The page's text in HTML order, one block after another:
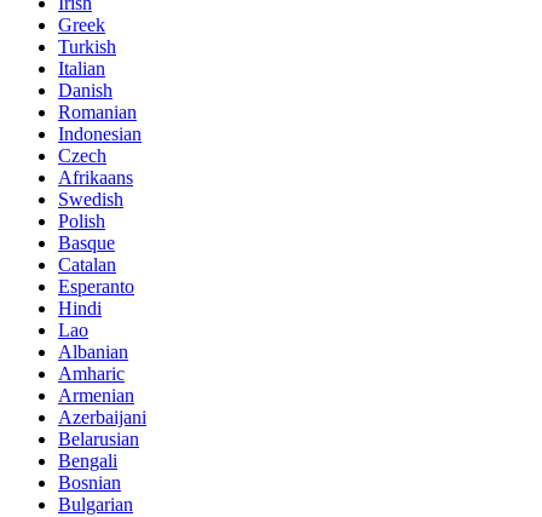
Greek
Turkish
Italian
Danish
Romanian
Indonesian
Czech
Afrikaans
Swedish
Polish
Basque
Catalan
Esperanto
Hindi
Lao
Albanian
Amharic
Armenian
Azerbaijani
Belarusian
Bengali
Bosnian
Bulgarian